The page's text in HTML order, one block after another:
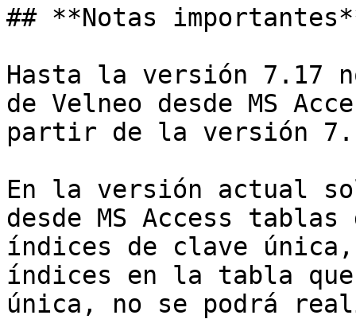
## **Notas
Hasta la versión 7.17
de Velneo desde MS
partir de la versión
En la versión actual
desde MS Access
índices de clave
índices en la tabla
única, no se podrá